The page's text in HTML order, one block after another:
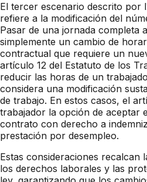
El tercer escenario descrito por
refiere a la modificación del
Pasar de una jornada completa
simplemente un cambio de
contractual que requiere un
artículo 12 del Estatuto de los
reducir las horas de un
considera una modificación
de trabajo. En estos casos, el
trabajador la opción de aceptar
contrato con derecho a
prestación por desempleo.
Estas consideraciones recalcan
los derechos laborales y las